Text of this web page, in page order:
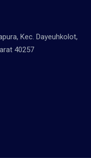
Kec. Dayeuhkolot,
40257